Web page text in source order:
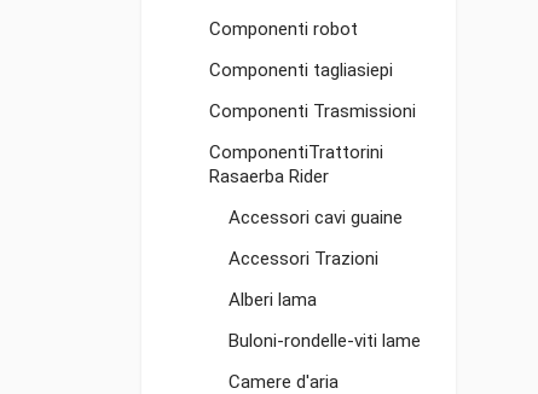
Componenti robot
Componenti tagliasiepi
Componenti Trasmissioni
ComponentiTrattorini
Rasaerba Rider
Accessori cavi guaine
Accessori Trazioni
Alberi lama
Buloni-rondelle-viti lame
Camere d'aria